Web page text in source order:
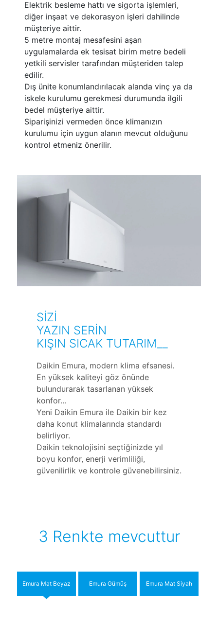
Elektrik besleme hattı ve sigorta işlemleri,
diğer inşaat ve dekorasyon işleri dahilinde
müşteriye aittir.
5 metre montaj mesafesini aşan
uygulamalarda ek tesisat birim metre bedeli
yetkili servisler tarafından müşteriden talep
edilir.
Dış ünite konumlandırılacak alanda vinç ya da
iskele kurulumu gerekmesi durumunda ilgili
bedel müşteriye aittir.
Siparişinizi vermeden önce klimanızın
kurulumu için uygun alanın mevcut olduğunu
kontrol etmeniz önerilir.
SİZİ
YAZIN SERİN
KIŞIN SICAK TUTARIM__
Daikin Emura, modern klima efsanesi.
En yüksek kaliteyi göz önünde
bulundurarak tasarlanan yüksek
konfor...
Yeni Daikin Emura ile Daikin bir kez
daha konut klimalarında standardı
belirliyor.
Daikin teknolojisini seçtiğinizde yıl
boyu konfor, enerji verimliliği,
güvenilirlik ve kontrole güvenebilirsiniz.
3 Renkte mevcuttur
Emura Mat Beyaz Emura Gümüş Emura Mat Siyah